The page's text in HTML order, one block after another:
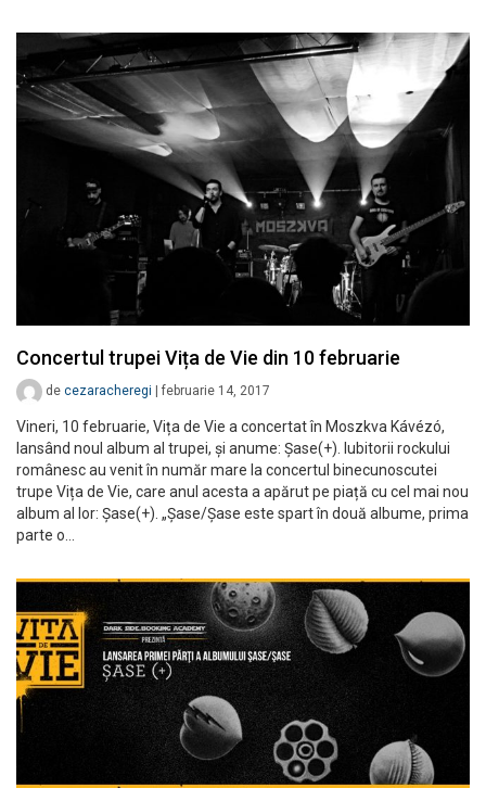
Concertul trupei Vița de Vie din 10 februarie
de cezaracheregi februarie 14, 2017
Vineri, 10 februarie, Vița de Vie a concertat în Moszkva Kávézó,
lansând noul album al trupei, și anume: Șase(+). Iubitorii rockului
românesc au venit în număr mare la concertul binecunoscutei
trupe Vița de Vie, care anul acesta a apărut pe piață cu cel mai nou
album al lor: Șase(+). „Șase/Șase este spart în două albume, prima
parte o…